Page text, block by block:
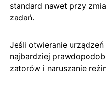
standard nawet przy
zadań.
Jeśli otwieranie
najbardziej
zatorów i naruszanie